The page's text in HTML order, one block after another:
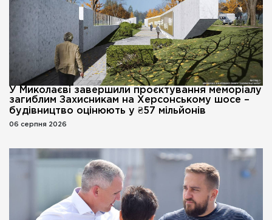
У Миколаєві завершили проєктування меморіалу
загиблим Захисникам на Херсонському шосе –
будівництво оцінюють у ₴57 мільйонів
06 серпня 2026